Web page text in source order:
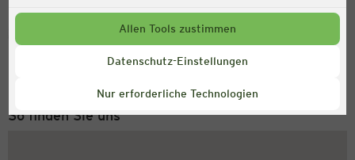
Allen Tools zustimmen
Datenschutz-Einstellungen
Nur erforderliche Technologien
Service Hotline
+49 (0) 2546 / 98 999 98
So finden Sie uns